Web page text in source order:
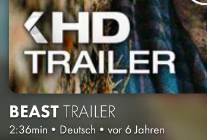
BEASTTRAILER
2:36min • Deutsch • vor 6 Jahren